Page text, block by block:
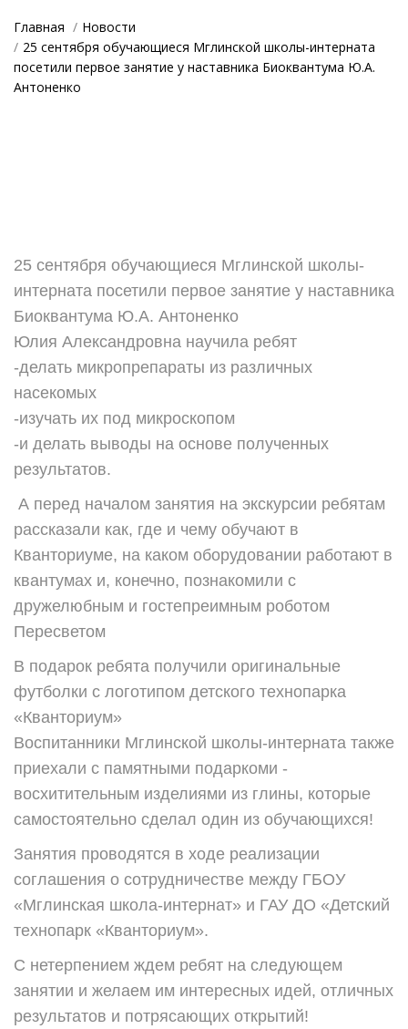
Главная
Новости
25 сентября обучающиеся Мглинской школы-интерната
посетили первое занятие у наставника Биоквантума Ю.А.
Антоненко
25 сентября обучающиеся Мглинской школы-
интерната посетили первое занятие у наставника
Биоквантума Ю.А. Антоненко
Юлия Александровна научила ребят
-делать микропрепараты из различных
насекомых
-изучать их под микроскопом
-и делать выводы на основе полученных
результатов.
А перед началом занятия на экскурсии ребятам
рассказали как, где и чему обучают в
Кванториуме, на каком оборудовании работают в
квантумах и, конечно, познакомили с
дружелюбным и гостепреимным роботом
Пересветом
В подарок ребята получили оригинальные
футболки с логотипом детского технопарка
«Кванториум»
Воспитанники Мглинской школы-интерната также
приехали с памятными подаркоми -
восхитительным изделиями из глины, которые
самостоятельно сделал один из обучающихся!
Занятия проводятся в ходе реализации
соглашения о сотрудничестве между ГБОУ
«Мглинская школа-интернат» и ГАУ ДО «Детский
технопарк «Кванториум».
С нетерпением ждем ребят на следующем
занятии и желаем им интересных идей, отличных
результатов и потрясающих открытий!